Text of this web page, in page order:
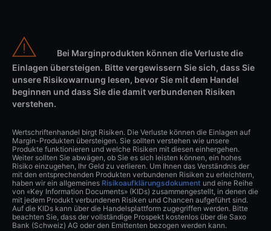
Bei Marginprodukten können die Verluste die
Einlagen übersteigen. Bitte vergewissern Sie sich, dass Sie
unsere Risikowarnung lesen, bevor Sie mit dem Handel
beginnen und dass Sie die damit verbundenen Risiken
verstehen.
Wertschriftenhandel birgt Risiken. Die Verluste können die Einlagen auf
Margin-Produkten übersteigen. Sie sollten verstehen wie unsere
Produkte funktionieren und welche Risiken mit diesen einhergehen.
Weiter sollten Sie abwägen, ob Sie es sich leisten können, ein hohes
Risiko einzugehen, Ihr Geld zu verlieren. Um Ihnen das Verständnis der
mit den entsprechenden Produkten verbundenen Risiken zu erleichtern,
haben wir ein allgemeines Risikoaufklärungsdokument und eine Reihe
von «Key Information Documents» (KIDs) zusammengestellt, in denen die
mit jedem Produkt verbundenen Risiken und Chancen aufgeführt sind.
Auf die KIDs kann über die Handelsplattform zugegriffen werden. Bitte
beachten Sie, dass der vollständige Prospekt kostenlos über die Saxo
Bank (Schweiz) AG oder den Emittenten bezogen werden kann.